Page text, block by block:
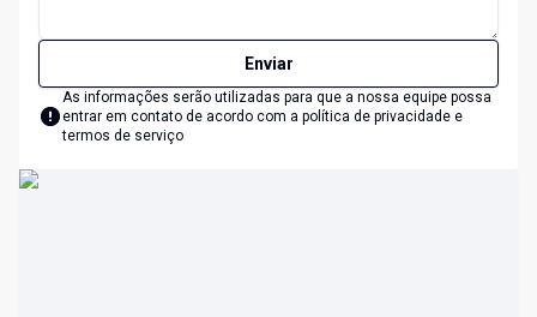
Enviar
As informações serão utilizadas para que a nossa equipe possa
entrar em contato de acordo com a política de privacidade e
termos de serviço